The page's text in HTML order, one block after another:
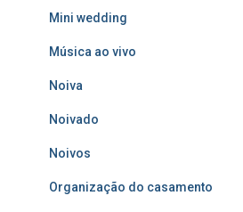
Mini wedding
Música ao vivo
Noiva
Noivado
Noivos
Organização do casamento